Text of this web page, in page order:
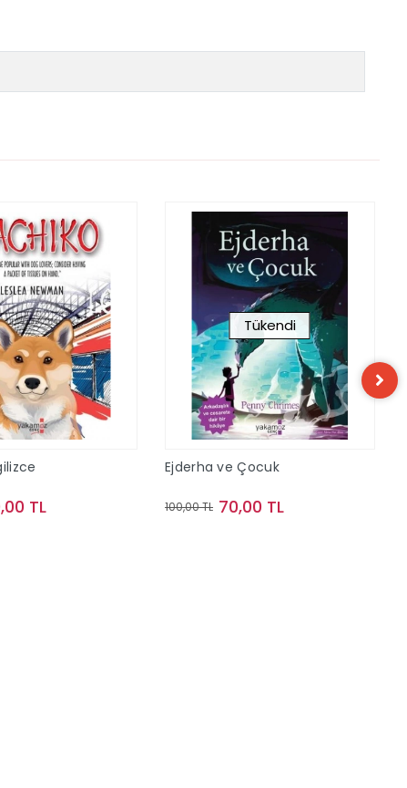
TL
Tükendi
Ejderha ve Çocuk
100,00 TL 70,00 TL